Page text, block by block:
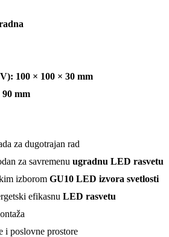
100 × 100 × 30 mm
90 mm
za dugotrajan rad
za savremenu ugradnu LED rasvetu
izborom GU10 LED izvora svetlosti
efikasnu LED rasvetu
i poslovne prostore